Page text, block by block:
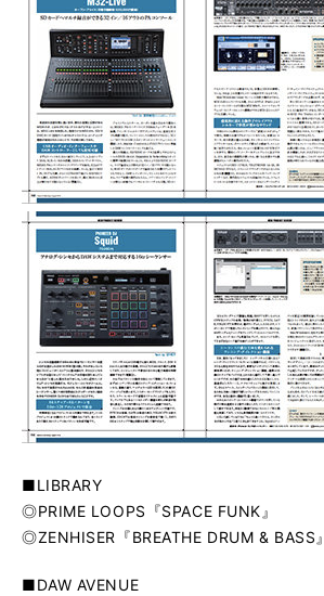
■LIBRARY
◎PRIME LOOPS『SPACE FUNK』
◎ZENHISER『BREATHE DRUM & BASS』
■DAW AVENUE